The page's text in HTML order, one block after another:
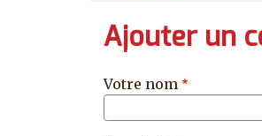
Ajouter un
Votre nom